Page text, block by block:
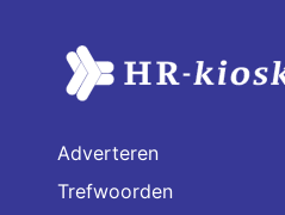
Adverteren
Trefwoorden